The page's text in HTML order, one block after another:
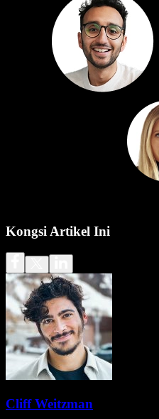
Kongsi Artikel Ini
Cliff Weitzman